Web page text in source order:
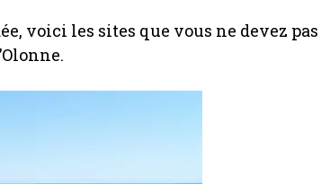
voici les sites que vous ne devez pas